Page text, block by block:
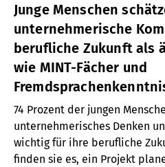
Junge Menschen
unternehmerische
berufliche Zukunft als
wie MINT-Fächer und
74 Prozent der jungen
unternehmerisches Denken
wichtig für ihre berufliche
finden sie es, ein Projekt